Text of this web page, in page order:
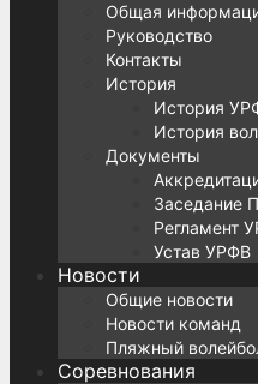
Общая
Руководство
Контакты
История
История
История
Документы
Заседание
Регламент
Устав УРФВ
Новости
Общие новости
Новости команд
Пляжный
Соревнования